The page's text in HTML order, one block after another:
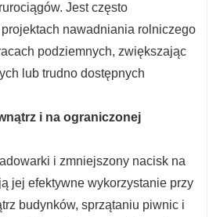
Jest często
nawadniania rolniczego
podziemnych, zwiększając
lub trudno dostępnych
i na ograniczonej
i zmniejszony nacisk na
jej efektywne wykorzystanie przy
budynków, sprzątaniu piwnic i